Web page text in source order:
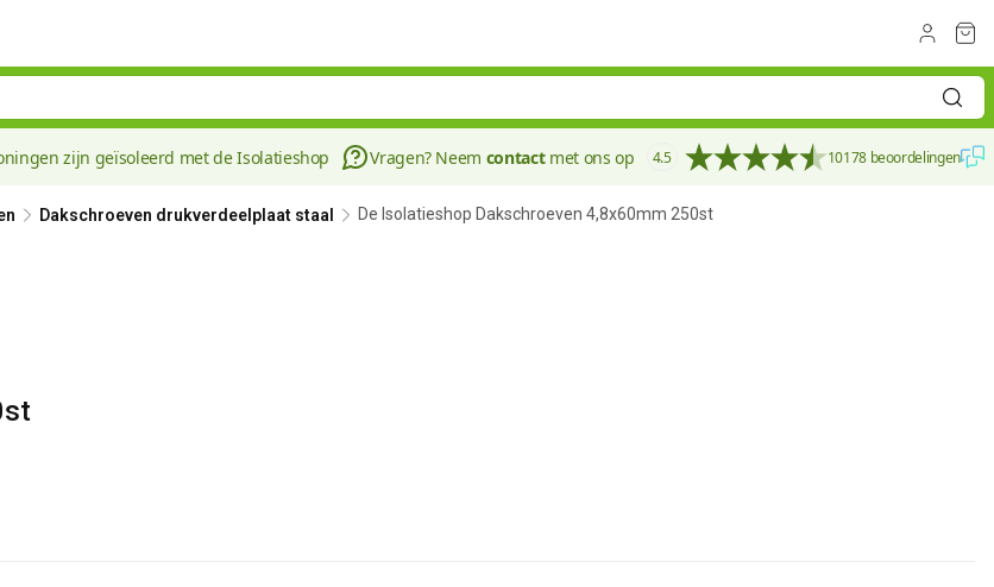
zijn geïsoleerd met de Isolatieshop Vragen? Neem contactmet ons op 4.5 10178 beoordelingen
Dakschroeven drukverdeelplaat staal De Isolatieshop Dakschroeven 4,8x60mm 250st